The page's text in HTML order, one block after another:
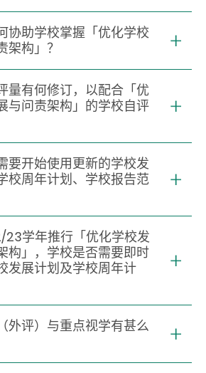
协助学校掌握「优化学校
架构」？
量有何修订，以配合「优
与问责架构」的学校自评
要开始使用更新的学校发
校周年计划、学校报告范
学年推行「优化学校发
构」，学校是否需要即时
发展计划及学校周年计
外评）与重点视学有甚么